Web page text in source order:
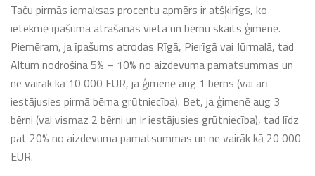
Taču pirmās iemaksas procentu apmērs ir atšķirīgs, ko
ietekmē īpašuma atrašanās vieta un bērnu skaits ģimenē.
Piemēram, ja īpašums atrodas Rīgā, Pierīgā vai Jūrmalā, tad
Altum nodrošina 5% – 10% no aizdevuma pamatsummas un
ne vairāk kā 10 000 EUR, ja ģimenē aug 1 bērns (vai arī
iestājusies pirmā bērna grūtniecība). Bet, ja ģimenē aug 3
bērni (vai vismaz 2 bērni un ir iestājusies grūtniecība), tad līdz
pat 20% no aizdevuma pamatsummas un ne vairāk kā 20 000
EUR.